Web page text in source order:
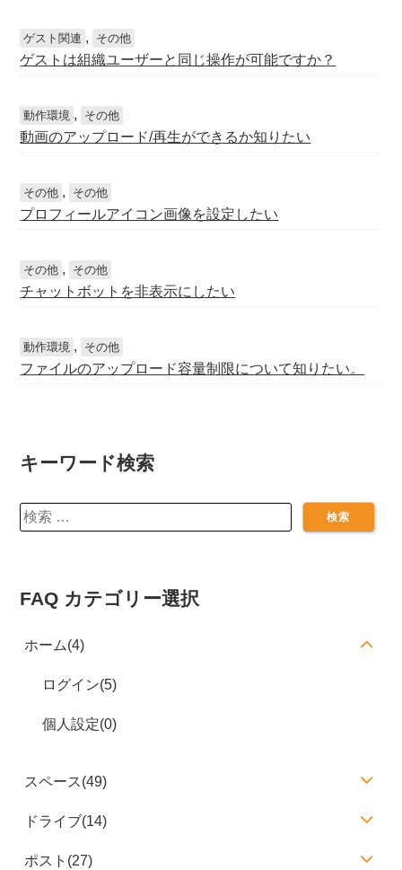
ゲスト関連 , その他
ゲストは組織ユーザーと同じ操作が可能ですか？
動作環境 , その他
動画のアップロード/再生ができるか知りたい
その他 , その他
プロフィールアイコン画像を設定したい
その他 , その他
チャットボットを非表示にしたい
動作環境 , その他
ファイルのアップロード容量制限について知りたい。
キーワード検索
検
索:
FAQ カテゴリー選択
ホーム(4)
ログイン(5)
個人設定(0)
スペース(49)
ドライブ(14)
ポスト(27)